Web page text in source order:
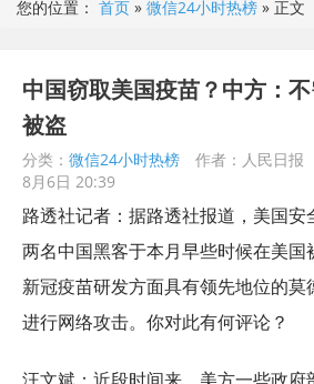
您的位置： 首页 » 微信24小时热榜 » 正文
中国窃取美国疫苗？中方：
被盗
分类： 微信24小时热榜 作者：人民日报
8月6日 20:39
路透社记者：据路透社报道，美国安
两名中国黑客于本月早些时候在美国
新冠疫苗研发方面具有领先地位的莫
进行网络攻击。你对此有何评论？
汪文斌：近段时间来，美方一些政府